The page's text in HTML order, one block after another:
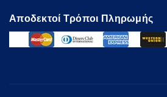
Αποδεκτοί Τρόποι Πληρωμής